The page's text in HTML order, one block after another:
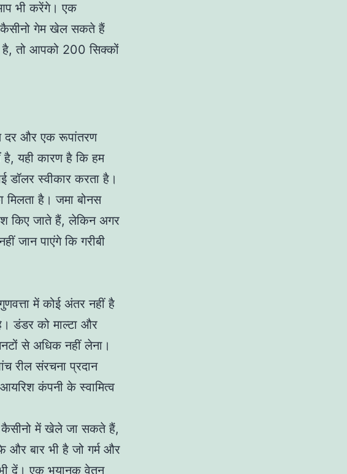
भी करेंगे। एक
कैसीनो गेम खेल सकते हैं
है, तो आपको 200 सिक्कों
दर और एक रूपांतरण
है, यही कारण है कि हम
डॉलर स्वीकार करता है।
मिलता है। जमा बोनस
किए जाते हैं, लेकिन अगर
जान पाएंगे कि गरीबी
में कोई अंतर नहीं है
डंडर को माल्टा और
से अधिक नहीं लेना।
रील संरचना प्रदान
कंपनी के स्वामित्व
कैसीनो में खेले जा सकते हैं,
बार भी है जो गर्म और
दें। एक भयानक वेतन